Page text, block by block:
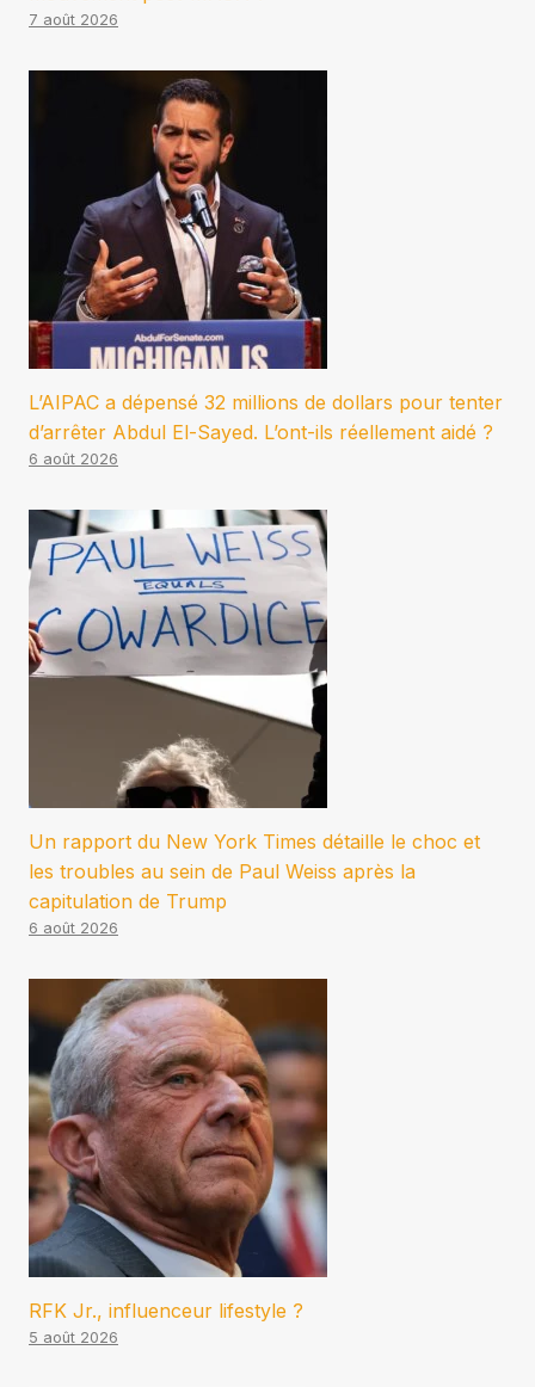
7 août 2026
L’AIPAC a dépensé 32 millions de dollars pour tenter
d’arrêter Abdul El-Sayed. L’ont-ils réellement aidé ?
6 août 2026
Un rapport du New York Times détaille le choc et
les troubles au sein de Paul Weiss après la
capitulation de Trump
6 août 2026
RFK Jr., influenceur lifestyle ?
5 août 2026